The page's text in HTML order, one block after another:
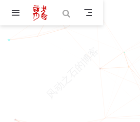
Skip to main content